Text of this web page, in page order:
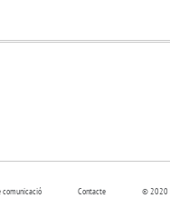
comunicació Contacte © 2020